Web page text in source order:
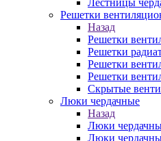
Лестницы
Решетки
Назад
Решетки
Решетки
Решетки
Решетки
Скрытые
Люки чердачные
Назад
Люки
Люки